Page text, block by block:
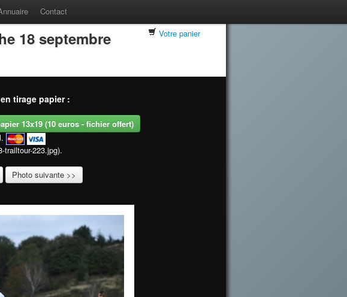
Contact
18 septembre
Votre panier
tirage papier :
13x19 (10 euros - fichier offert)
trailtour-223.jpg).
Photo suivante >>